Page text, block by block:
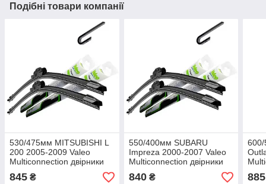
Подібні товари компанії
530/475мм MITSUBISHI L
200 2005-2009 Valeo
Multiconnection двірники
Склоочисники
845 ₴
550/400мм SUBARU
Impreza 2000-2007 Valeo
Multiconnection двірники
Склоочисники
840₴ 885